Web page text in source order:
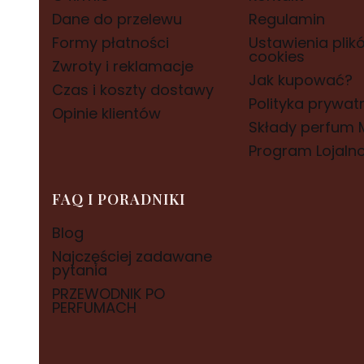
Dane do przelewu
Formy płatności
Zwroty i reklamacje
Czas i koszty dostawy
Opinie klientów
Regulamin
Ustawienia
cookies
Jak kupować?
Polityka
Składy perfum
Program
FAQ I PORADNIKI
Blog
Najczęściej zadawane
pytania
PRZEWODNIK PO
PERFUMACH